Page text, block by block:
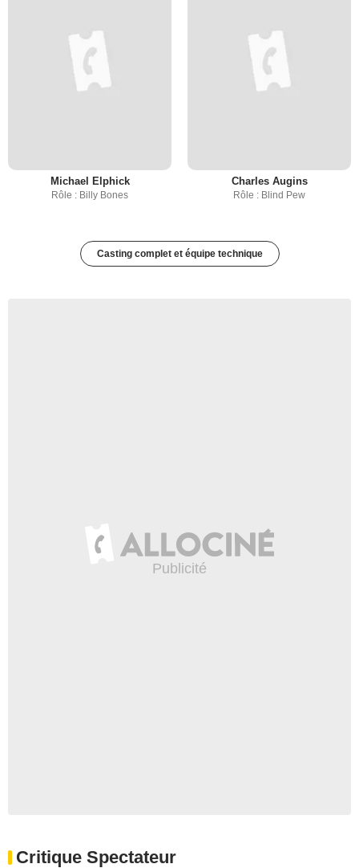
Michael Elphick
Rôle : Billy Bones
Charles Augins
Rôle : Blind Pew
Casting complet et équipe technique
Critique Spectateur